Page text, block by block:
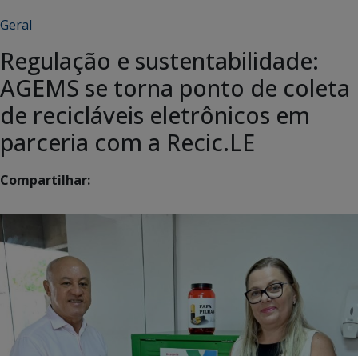
Geral
Regulação e sustentabilidade:
AGEMS se torna ponto de coleta
de recicláveis ​​eletrônicos em
parceria com a Recic.LE
Compartilhar: